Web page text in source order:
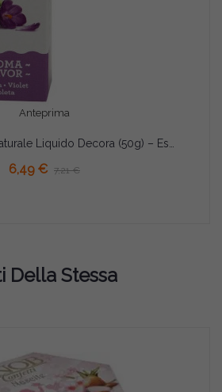
Anteprima
6,49 € 7,21 €
Della Stessa